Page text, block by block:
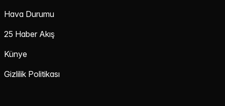
Hava Durumu
25 Haber Akış
Künye
Gizlilik Politikası